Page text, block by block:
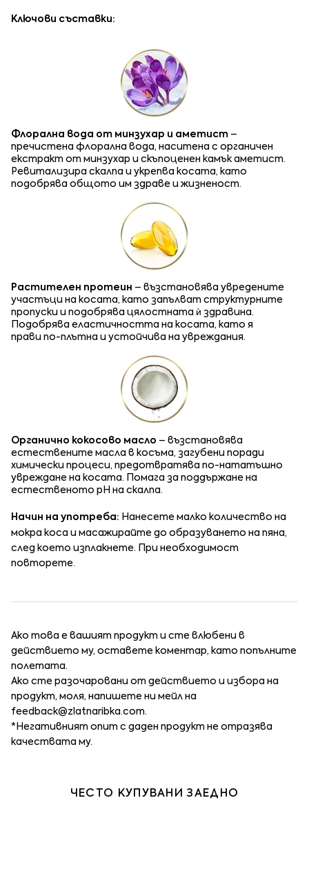
Ключови съставки:
Флорална вода от минзухар и аметист –
пречистена флорална вода, наситена с органичен
екстракт от минзухар и скъпоценен камък аметист.
Ревитализира скалпа и укрепва косата, като
подобрява общото им здраве и жизненост.
Растителен протеин – възстановява увредените
участъци на косата, като запълват структурните
пропуски и подобрява цялостната ѝ здравина.
Подобрява еластичността на косата, като я
прави по-плътна и устойчива на увреждания.
Органично кокосово масло – възстановява
естествените масла в косъма, загубени поради
химически процеси, предотвратява по-нататъшно
увреждане на косата. Помага за поддържане на
естественото pH на скалпа.
Начин на употреба: Нанесете малко количество на
мокра коса и масажирайте до образуването на пяна,
след което изплакнете. При необходимост
повторете.
Ако това е вашият продукт и сте влюбени в
действието му, оставете коментар, като попълните
полетата.
Ако сте разочаровани от действието и избора на
продукт, моля, напишете ни мейл на
feedback@zlatnaribka.com.
*Негативният опит с даден продукт не отразява
качествата му.
ЧЕСТО КУПУВАНИ ЗАЕДНО